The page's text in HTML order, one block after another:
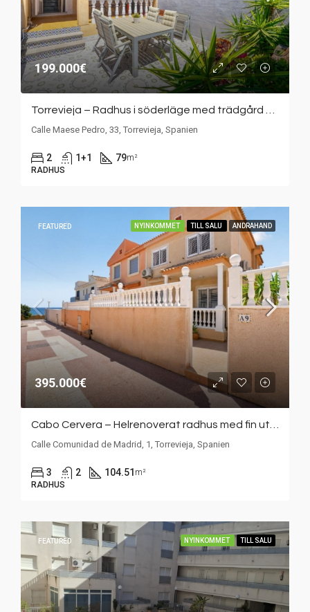
199.000€
Calle Maese Pedro, 33, Torrevieja, Spanien
2 1+1 79m²
RADHUS
FEATURED NYINKOMMET TILL SALU ANDRAHAND
395.000€
Calle Comunidad de Madrid, 1, Torrevieja, Spanien
3 2 104.51 m²
RADHUS
FEATURED NYINKOMMET TILL SALU